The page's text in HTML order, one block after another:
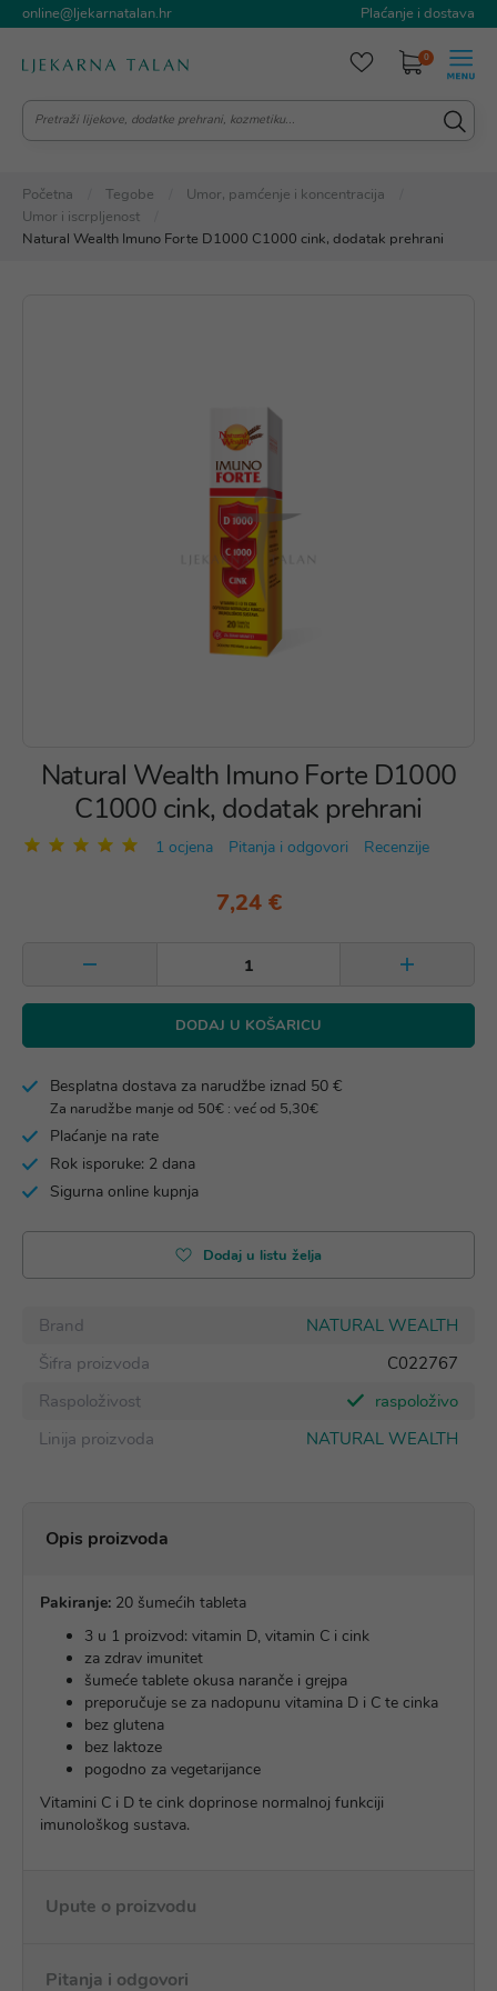
online@ljekarnatalan.hr Plaćanje i dostava
0
Početna Tegobe
Umor, pamćenje i koncentracija
Umor i iscrpljenost
Natural Wealth Imuno Forte D1000 C1000 cink, dodatak prehrani
Natural Wealth Imuno Forte D1000
C1000 cink, dodatak prehrani
1 ocjena Pitanja i odgovori Recenzije
7,24 €
DODAJ U KOŠARICU
Besplatna dostava za narudžbe iznad 50 €
Za narudžbe manje od 50€ : već od 5,30€
Plaćanje na rate
Rok isporuke: 2 dana
Sigurna online kupnja
Dodaj u listu želja
Brand
NATURAL WEALTH
Šifra proizvoda
C022767
Raspoloživost
raspoloživo
Linija proizvoda
NATURAL WEALTH
Opis proizvoda
Pakiranje: 20 šumećih tableta
3 u 1 proizvod: vitamin D, vitamin C i cink
za zdrav imunitet
šumeće tablete okusa naranče i grejpa
preporučuje se za nadopunu vitamina D i C te cinka
bez glutena
bez laktoze
pogodno za vegetarijance
Vitamini C i D te cink doprinose normalnoj funkciji
imunološkog sustava.
Upute o proizvodu
Pitanja i odgovori